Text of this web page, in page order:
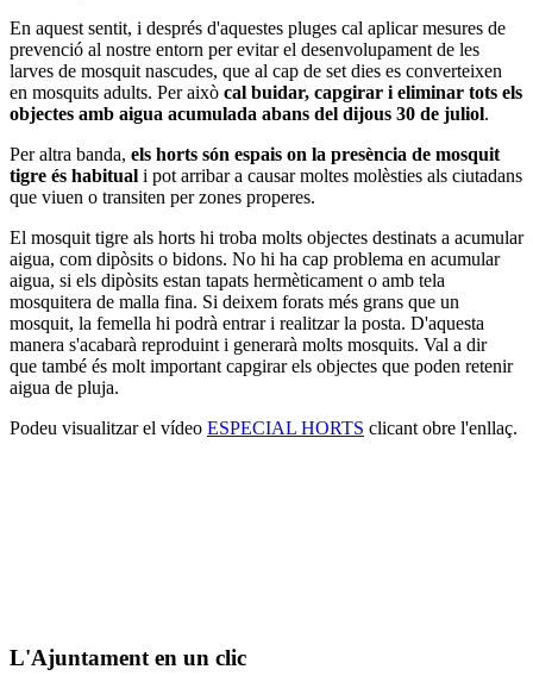
En aquest sentit, i després d'aquestes pluges cal aplicar mesures de
prevenció al nostre entorn per evitar el desenvolupament de les
larves de mosquit nascudes, que al cap de set dies es converteixen
en mosquits adults. Per això cal buidar, capgirar i eliminar tots els
objectes amb aigua acumulada abans del dijous 30 de juliol.
Per altra banda, els horts són espais on la presència de mosquit
tigre és habitual i pot arribar a causar moltes molèsties als ciutadans
que viuen o transiten per zones properes.
El mosquit tigre als horts hi troba molts objectes destinats a acumular
aigua, com dipòsits o bidons. No hi ha cap problema en acumular
aigua, si els dipòsits estan tapats hermèticament o amb tela
mosquitera de malla fina. Si deixem forats més grans que un
mosquit, la femella hi podrà entrar i realitzar la posta. D'aquesta
manera s'acabarà reproduint i generarà molts mosquits. Val a dir
que també és molt important capgirar els objectes que poden retenir
aigua de pluja.
Podeu visualitzar el vídeo ESPECIAL HORTS clicant obre l'enllaç.
L'Ajuntament en un clic